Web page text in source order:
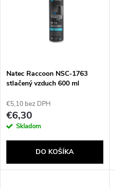
o
v
v
Natec Raccoon NSC-1763
stlačený vzduch 600 ml
€5,10 bez DPH
€6,30
Skladom
DO KOŠÍKA